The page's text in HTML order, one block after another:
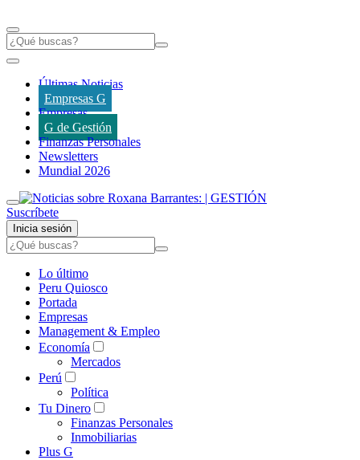
Últimas Noticias
Empresas G
Empresas
G de Gestión
Finanzas Personales
Newsletters
Mundial 2026
Suscríbete
Inicia sesión
Lo último
Peru Quiosco
Portada
Empresas
Management & Empleo
Economía
Mercados
Perú
Política
Tu Dinero
Finanzas Personales
Inmobiliarias
Plus G